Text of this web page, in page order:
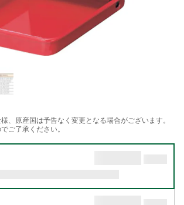
、原産国は予告なく変更となる場合がございます。
ご了承ください。